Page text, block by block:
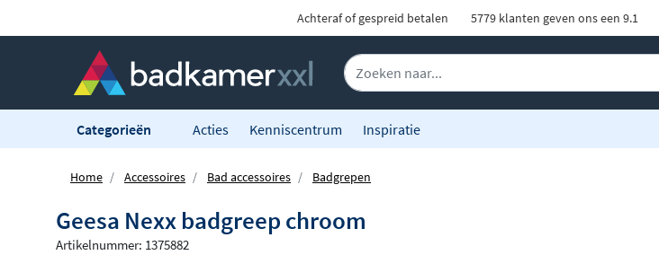
Achteraf of gespreid betalen 5779 klanten geven ons een 9.1
Categorieën Acties Kenniscentrum Inspiratie
Home Accessoires Bad accessoires Badgrepen
Geesa Nexx badgreep chroom
Artikelnummer: 1375882